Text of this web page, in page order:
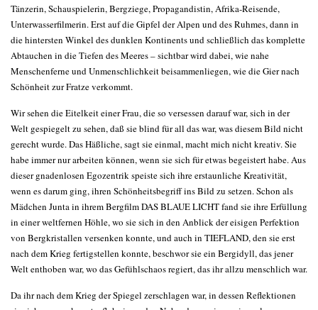
Tänzerin, Schauspielerin, Bergziege, Propagandistin, Afrika-Reisende,
Unterwasserfilmerin. Erst auf die Gipfel der Alpen und des Ruhmes, dann in
die hintersten Winkel des dunklen Kontinents und schließlich das komplette
Abtauchen in die Tiefen des Meeres – sichtbar wird dabei, wie nahe
Menschenferne und Unmenschlichkeit beisammenliegen, wie die Gier nach
Schönheit zur Fratze verkommt.
Wir sehen die Eitelkeit einer Frau, die so versessen darauf war, sich in der
Welt gespiegelt zu sehen, daß sie blind für all das war, was diesem Bild nicht
gerecht wurde. Das Häßliche, sagt sie einmal, macht mich nicht kreativ. Sie
habe immer nur arbeiten können, wenn sie sich für etwas begeistert habe. Aus
dieser gnadenlosen Egozentrik speiste sich ihre erstaunliche Kreativität,
wenn es darum ging, ihren Schönheitsbegriff ins Bild zu setzen. Schon als
Mädchen Junta in ihrem Bergfilm DAS BLAUE LICHT fand sie ihre Erfüllung
in einer weltfernen Höhle, wo sie sich in den Anblick der eisigen Perfektion
von Bergkristallen versenken konnte, und auch in TIEFLAND, den sie erst
nach dem Krieg fertigstellen konnte, beschwor sie ein Bergidyll, das jener
Welt enthoben war, wo das Gefühlschaos regiert, das ihr allzu menschlich war.
Da ihr nach dem Krieg der Spiegel zerschlagen war, in dessen Reflektionen